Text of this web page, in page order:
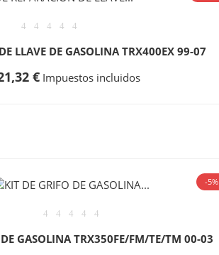
LLAVE DE GASOLINA TRX400EX 99-07
€ Impuestos incluidos
-5%
GASOLINA TRX350FE/FM/TE/TM 00-03